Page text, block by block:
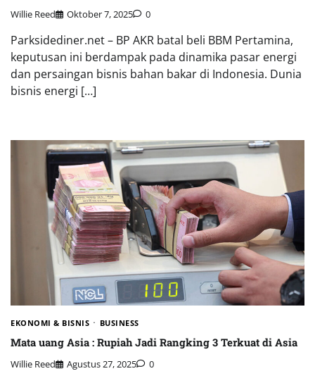
Willie Reed Oktober 7, 2025 0
Parksidediner.net – BP AKR batal beli BBM Pertamina,
keputusan ini berdampak pada dinamika pasar energi
dan persaingan bisnis bahan bakar di Indonesia. Dunia
bisnis energi […]
EKONOMI & BISNIS BUSINESS
Mata uang Asia : Rupiah Jadi Rangking 3 Terkuat di Asia
Willie Reed Agustus 27, 2025 0